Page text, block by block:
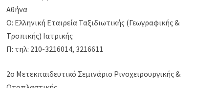
Αθήνα
Ο: Ελληνική Εταιρεία Ταξιδιωτικής (Γεωγραφικής &
Τροπικής) Ιατρικής
Π: τηλ: 210-3216014, 3216611
2o Μετεκπαιδευτικό Σεμινάριο Ρινοχειρουργικής &